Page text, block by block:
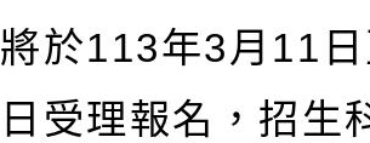
將於113年3月11
日受理報名，招生